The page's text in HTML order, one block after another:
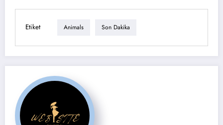
Etiket Animals Son Dakika